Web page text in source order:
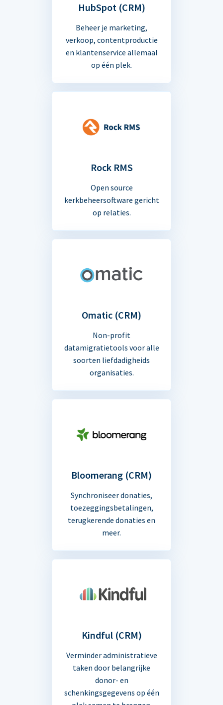
HubSpot (CRM)
Beheer je marketing,
verkoop, contentproductie
en klantenservice allemaal
op één plek.
Rock RMS
Open source
kerkbeheersoftware gericht
op relaties.
Omatic (CRM)
Non-profit
datamigratietools voor alle
soorten liefdadigheids
organisaties.
Bloomerang (CRM)
Synchroniseer donaties,
toezeggingsbetalingen,
terugkerende donaties en
meer.
Kindful (CRM)
Verminder administratieve
taken door belangrijke
donor- en
schenkingsgegevens op één